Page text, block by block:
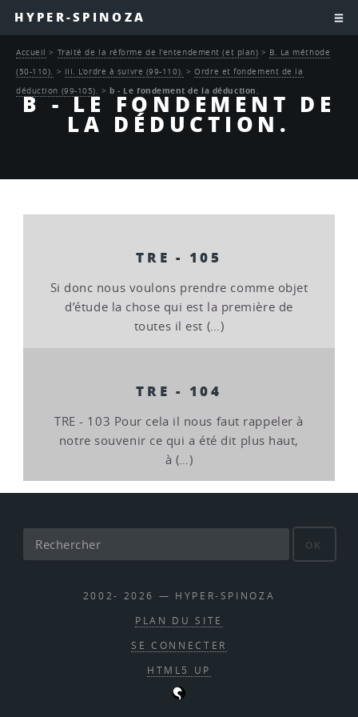
HYPER-SPINOZA
B - LE FONDEMENT DE
LA DÉDUCTION.
Accueil > Traité de la réforme de l’entendement (et plan) > B. La méthode
(50-110). > III. L’ordre à suivre (99-110). >Ordre et fondement de la
déduction (99-105). >b - Le fondement de la déduction.
TRE - 105
Si donc nous voulons prendre comme objet
d’étude la chose qui est la première de
toutes il est (…)
TRE - 104
TRE - 103 Pour cela il nous faut rappeler à
notre souvenir ce qui a été dit plus haut,
à (…)
OK
2002- 2026 — HYPER-SPINOZA
PLAN DU SITE
SE CONNECTER
HTML5 UP